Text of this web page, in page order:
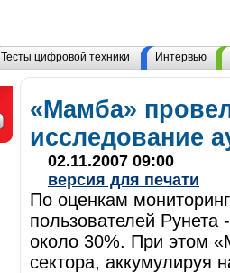
Тесты цифровой техники Интервью
«Мамба»
исследование
02.11.2007 09:00
версия для печати
По оценкам
пользователей
около 30%. При этом
сектора, аккумулируя